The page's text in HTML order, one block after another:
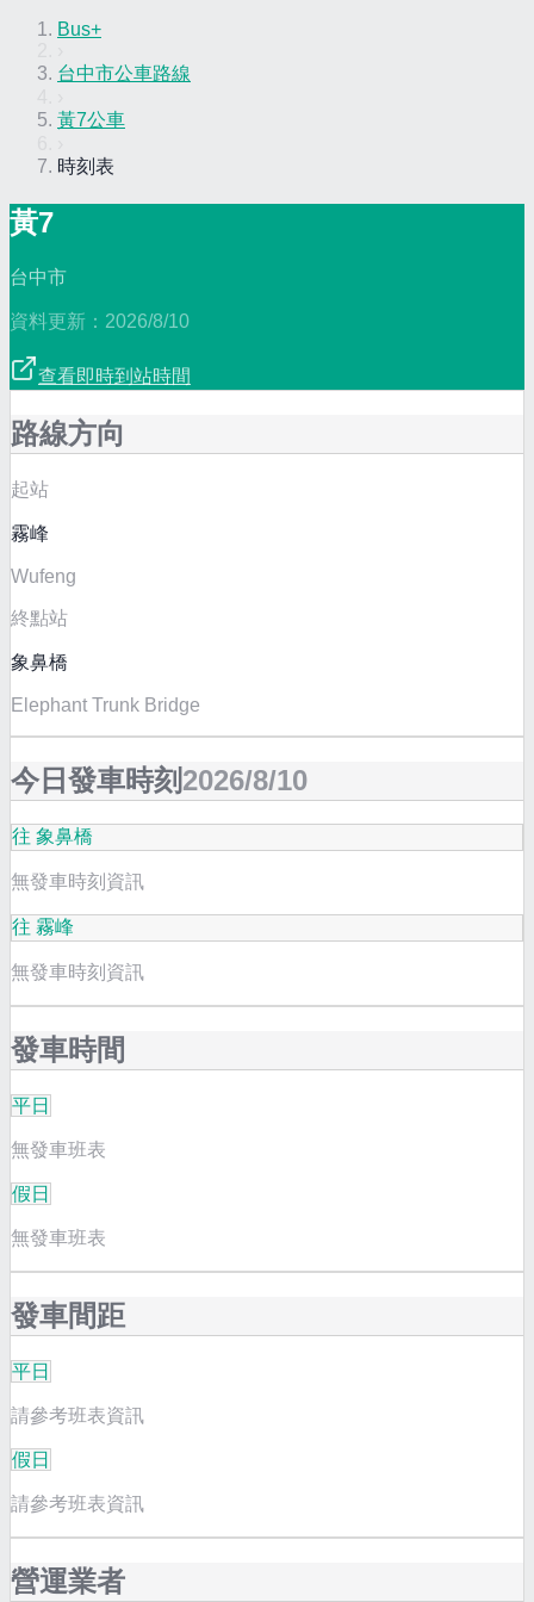
Bus+
台中市公車路線
黃7公車
時刻表
黃7
台中市
資料更新： 2026/8/10
查看即時到站時間
路線方向
起站
霧峰
Wufeng
終點站
象鼻橋
Elephant Trunk Bridge
今日發車時刻 2026/8/10
往 象鼻橋
無發車時刻資訊
往 霧峰
無發車時刻資訊
發車時間
平日
無發車班表
假日
無發車班表
發車間距
平日
請參考班表資訊
假日
請參考班表資訊
營運業者